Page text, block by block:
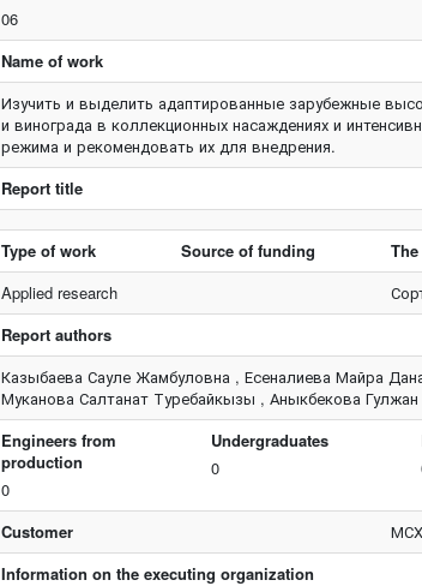
06
Name of work
Изучить и выделить адаптированные зарубежные
и винограда в коллекционных насаждениях и
режима и рекомендовать их для внедрения.
Report title
Type of work Source of funding
Applied research
Report authors
Казыбаева Сауле Жамбуловна , Есеналиева Майра
Муканова Салтанат Туребайкызы , Аныкбекова
Engineers from
production
0
Undergraduates
0
Customer
Information on the executing organization